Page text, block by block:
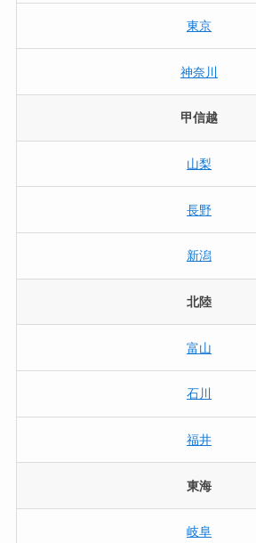
東京
神奈川
甲信越
山梨
長野
新潟
北陸
富山
石川
福井
東海
岐阜